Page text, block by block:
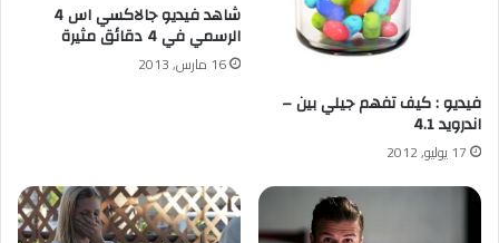
فيديو : كيف تفهم جيلي بين –
اندرويد 4.1
17 يوليو, 2012
شاهد فيديو جالاكسي اس 4
الرسمي في 4 دقائق مثيرة
16 مارس, 2013